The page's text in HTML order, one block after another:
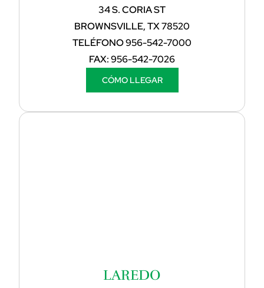
34 S. CORIA ST
BROWNSVILLE, TX 78520
TELÉFONO956-542-7000
FAX:956-542-7026
CÓMO LLEGAR
LAREDO